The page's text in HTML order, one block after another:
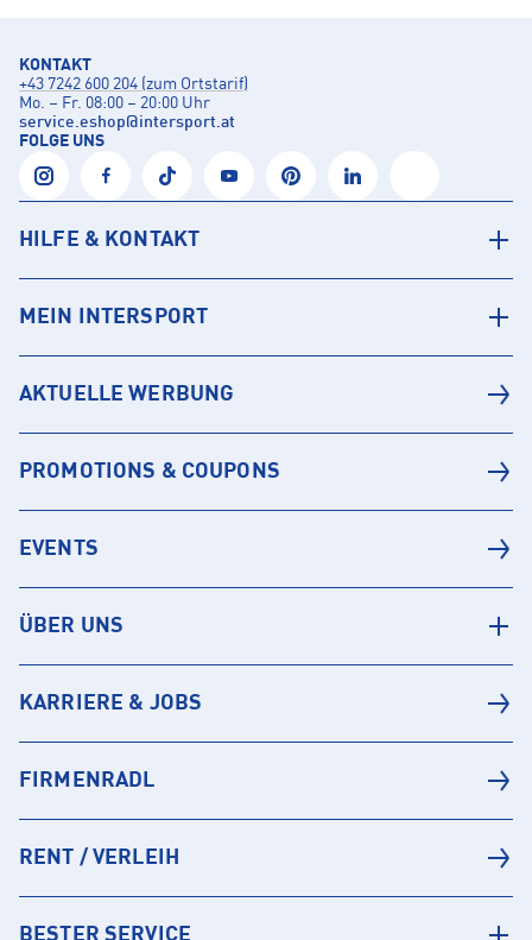
KONTAKT
+43 7242 600 204 (zum Ortstarif)
Mo. – Fr. 08:00 – 20:00 Uhr
service.eshop@intersport.at
FOLGE UNS
HILFE & KONTAKT
MEIN INTERSPORT
AKTUELLE WERBUNG
PROMOTIONS & COUPONS
EVENTS
ÜBER UNS
KARRIERE & JOBS
FIRMENRADL
RENT / VERLEIH
BESTER SERVICE